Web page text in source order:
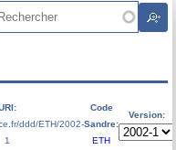
ddd/ETH/2002-
1
Code
Sandre:
ETH
Version: